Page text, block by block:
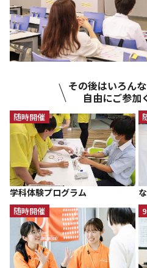
その後はいろん
自由にご参加
随時開催
学科体験プログラム
随時開催